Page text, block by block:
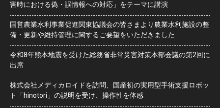
害時における偽・誤情報への対応」をテーマに講演
国営農業水利事業促進関東協議会の皆さまより農業水利施設の整
備・更新や維持管理に関するご要望をいただきました
令和8年熊本地震を受けた総務省非常災害対策本部会議の第2回に
出席
株式会社メディカロイドを訪問、国産初の実用型手術支援ロボッ
ト「hinotori」の説明を受け、操作性を体感